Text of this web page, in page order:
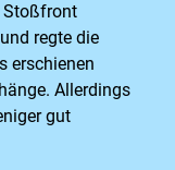
Stoßfront
regte die
erschienen
Allerdings
gut